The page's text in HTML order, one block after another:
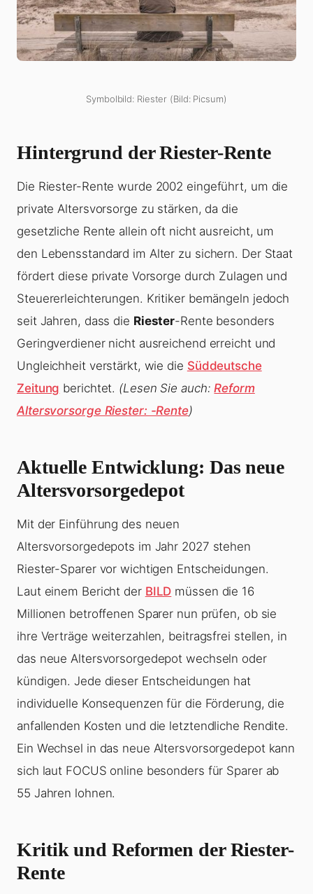
Symbolbild: Riester (Bild: Picsum)
Hintergrund der Riester-Rente
Die Riester-Rente wurde 2002 eingeführt, um die
private Altersvorsorge zu stärken, da die
gesetzliche Rente allein oft nicht ausreicht, um
den Lebensstandard im Alter zu sichern. Der Staat
fördert diese private Vorsorge durch Zulagen und
Steuererleichterungen. Kritiker bemängeln jedoch
seit Jahren, dass die Riester-Rente besonders
Geringverdiener nicht ausreichend erreicht und
Ungleichheit verstärkt, wie die Süddeutsche
Zeitung berichtet. (Lesen Sie auch:Reform
Altersvorsorge Riester: -Rente)
Aktuelle Entwicklung: Das neue
Altersvorsorgedepot
Mit der Einführung des neuen
Altersvorsorgedepots im Jahr 2027 stehen
Riester-Sparer vor wichtigen Entscheidungen.
Laut einem Bericht der BILD müssen die 16
Millionen betroffenen Sparer nun prüfen, ob sie
ihre Verträge weiterzahlen, beitragsfrei stellen, in
das neue Altersvorsorgedepot wechseln oder
kündigen. Jede dieser Entscheidungen hat
individuelle Konsequenzen für die Förderung, die
anfallenden Kosten und die letztendliche Rendite.
Ein Wechsel in das neue Altersvorsorgedepot kann
sich laut FOCUS online besonders für Sparer ab
55 Jahren lohnen.
Kritik und Reformen der Riester-
Rente